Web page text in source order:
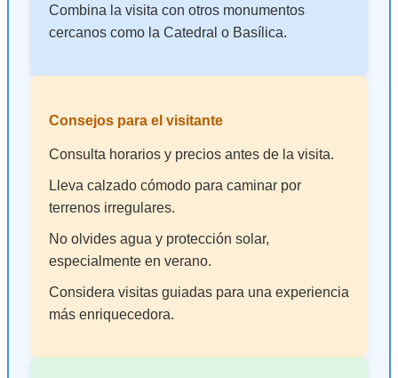
Combina la visita con otros monumentos
cercanos como la Catedral o Basílica.
Consejos para el visitante
Consulta horarios y precios antes de la visita.
Lleva calzado cómodo para caminar por
terrenos irregulares.
No olvides agua y protección solar,
especialmente en verano.
Considera visitas guiadas para una experiencia
más enriquecedora.